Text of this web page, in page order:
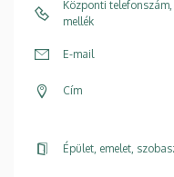
Központi telefonszám,
mellék
E-mail
Cím
Épület, emelet,